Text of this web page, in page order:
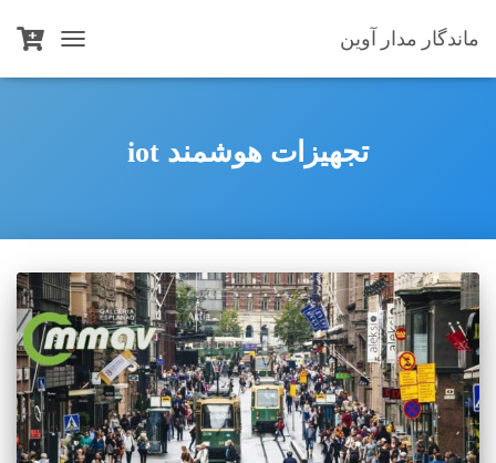
ماندگار مدار آوین
TOGGLE
NAVIGATION
تجهیزات هوشمند iot